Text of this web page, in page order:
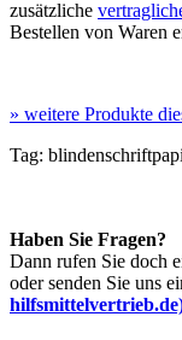
zusätzliche
Bestellen von Waren
» weitere Produkte
Tag:
Haben Sie Fragen?
Dann rufen Sie doch
oder senden Sie uns